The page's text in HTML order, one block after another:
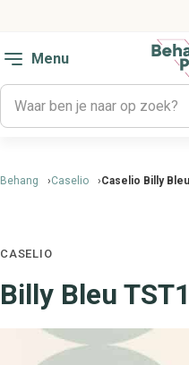
Menu
Behang Caselio Caselio Billy
CASELIO
Billy Bleu